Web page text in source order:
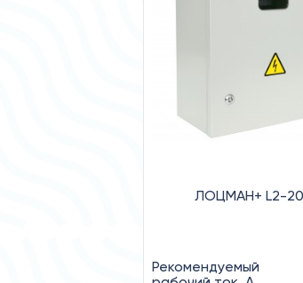
ЛОЦМАН+ L2-
Рекомендуемый